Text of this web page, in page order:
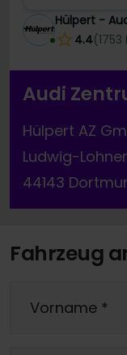
Hülpert -
4.4(1753
Audi
Hülpert AZ
Ludwig-
44143
Fahrzeug
Vorname *